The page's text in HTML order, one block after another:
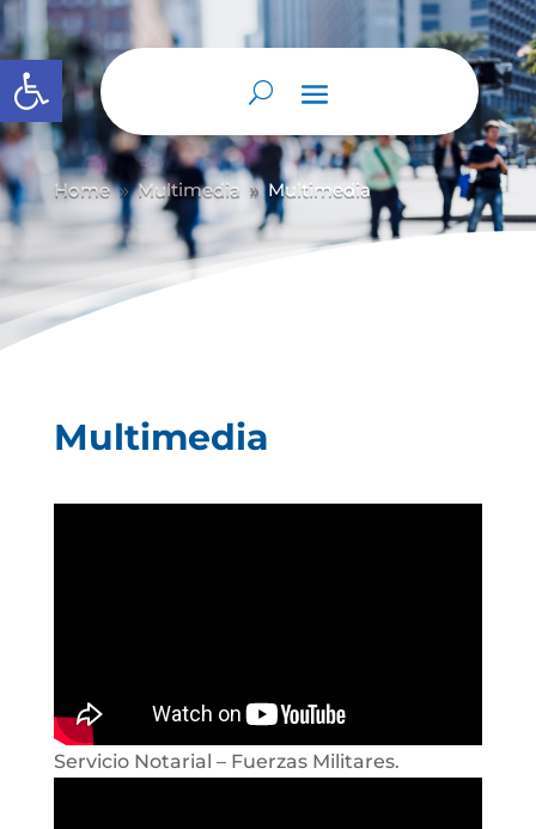
Abrir barra de herramientas
Home 9 Multimedia 9 Multimedia
Multimedia
Servicio Notarial – Fuerzas Militares.